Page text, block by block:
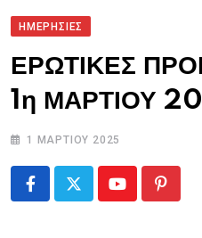
ΗΜΕΡΗΣΙΕΣ
ΕΡΩΤΙΚΕΣ
1η ΜΑΡΤΙΟΥ
1 ΜΑΡΤΊΟΥ 2025
Youtube